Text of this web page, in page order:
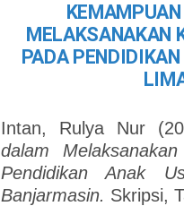
MELAKSANAKAN
PADA
Intan, Rulya Nur
dalam
Pendidikan Anak
Banjarmasin. Skripsi,